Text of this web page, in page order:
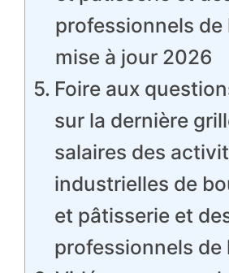
professionnels de
mise à jour 2026
Foire aux
sur la dernière
salaires des
industrielles de
et pâtisserie et
professionnels de